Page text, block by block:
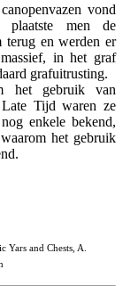
vond
plaatste men de
terug en werden er
in het graf
grafuitrusting.
het gebruik van
Tijd waren ze
enkele bekend,
het gebruik
and Chests, A.